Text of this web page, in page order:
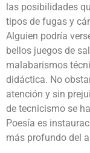
las posibilidades
tipos de fugas y
Alguien podría
bellos juegos de
malabarismos
didáctica. No
atención y sin
de tecnicismo se
Poesía es
más profundo del